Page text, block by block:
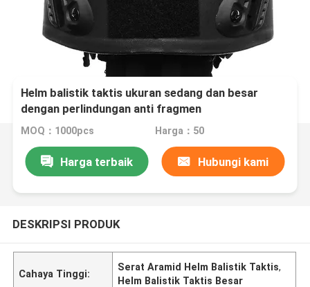
Helm balistik taktis ukuran sedang dan besar
dengan perlindungan anti fragmen
MOQ：1000pcs Harga：50
Harga terbaik Hubungi kami
DESKRIPSI PRODUK
Cahaya Tinggi:
Serat Aramid Helm Balistik Taktis,
Helm Balistik Taktis Besar